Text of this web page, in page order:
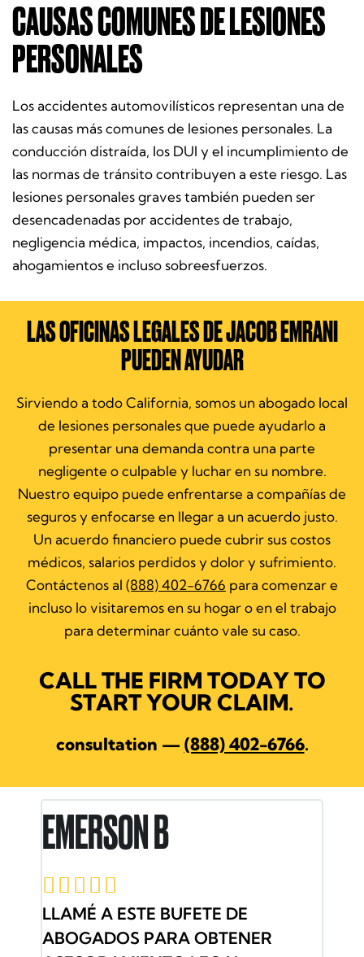
CAUSAS COMUNES DE LESIONES
PERSONALES
Los accidentes automovilísticos representan una de
las causas más comunes de lesiones personales. La
conducción distraída, los DUI y el incumplimiento de
las normas de tránsito contribuyen a este riesgo. Las
lesiones personales graves también pueden ser
desencadenadas por accidentes de trabajo,
negligencia médica, impactos, incendios, caídas,
ahogamientos e incluso sobreesfuerzos.
LAS OFICINAS LEGALES DE JACOB EMRANI
PUEDEN AYUDAR
Sirviendo a todo California, somos un abogado local
de lesiones personales que puede ayudarlo a
presentar una demanda contra una parte
negligente o culpable y luchar en su nombre.
Nuestro equipo puede enfrentarse a compañías de
seguros y enfocarse en llegar a un acuerdo justo.
Un acuerdo financiero puede cubrir sus costos
médicos, salarios perdidos y dolor y sufrimiento.
Contáctenos al (888) 402-6766 para comenzar e
incluso lo visitaremos en su hogar o en el trabajo
para determinar cuánto vale su caso.
CALL THE FIRM TODAY TO
START YOUR CLAIM.
consultation — (888) 402-6766.
EMERSON B
    
LLAMÉ A ESTE BUFETE DE
ABOGADOS PARA OBTENER